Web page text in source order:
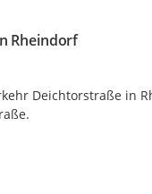
Rheindorf
Deichtorstraße in